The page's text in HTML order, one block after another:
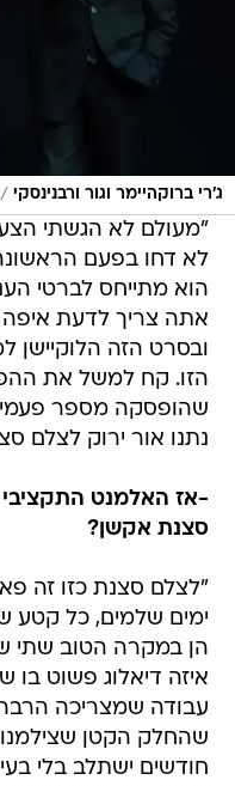
ג'רי ברוקהיימר וגור ורבנינסקי /
"מעולם לא הגשתי
לא דחו בפעם
הוא מתייחס לברטי
אתה צריך לדעת איפה
ובסרט הזה
הזו. קח למשל את
שהופסקה מספר
נתנו אור ירוק לצלם
-אז האלמנט התקציבי
סצנת אקשן?
"לצלם סצנת כזו זה
ימים שלמים, כל קטע
הן במקרה הטוב שתי
איזה דיאלוג פשוט בו
עבודה שמצריכה הרבה
שהחלק הקטן שצילמנו
חודשים ישתלב בלי